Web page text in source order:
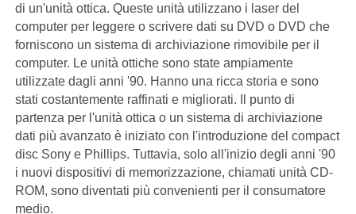
di un'unità ottica. Queste unità utilizzano i laser del
computer per leggere o scrivere dati su DVD o DVD che
forniscono un sistema di archiviazione rimovibile per il
computer. Le unità ottiche sono state ampiamente
utilizzate dagli anni '90. Hanno una ricca storia e sono
stati costantemente raffinati e migliorati. Il punto di
partenza per l'unità ottica o un sistema di archiviazione
dati più avanzato è iniziato con l'introduzione del compact
disc Sony e Phillips. Tuttavia, solo all'inizio degli anni '90
i nuovi dispositivi di memorizzazione, chiamati unità CD-
ROM, sono diventati più convenienti per il consumatore
medio.